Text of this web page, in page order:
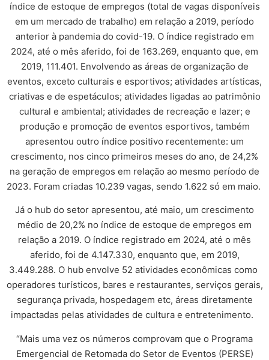
índice de estoque de empregos (total de vagas disponíveis
em um mercado de trabalho) em relação a 2019, período
anterior à pandemia do covid-19. O índice registrado em
2024, até o mês aferido, foi de 163.269, enquanto que, em
2019, 111.401. Envolvendo as áreas de organização de
eventos, exceto culturais e esportivos; atividades artísticas,
criativas e de espetáculos; atividades ligadas ao patrimônio
cultural e ambiental; atividades de recreação e lazer; e
produção e promoção de eventos esportivos, também
apresentou outro índice positivo recentemente: um
crescimento, nos cinco primeiros meses do ano, de 24,2%
na geração de empregos em relação ao mesmo período de
2023. Foram criadas 10.239 vagas, sendo 1.622 só em maio.
Já o hub do setor apresentou, até maio, um crescimento
médio de 20,2% no índice de estoque de empregos em
relação a 2019. O índice registrado em 2024, até o mês
aferido, foi de 4.147.330, enquanto que, em 2019,
3.449.288. O hub envolve 52 atividades econômicas como
operadores turísticos, bares e restaurantes, serviços gerais,
segurança privada, hospedagem etc, áreas diretamente
impactadas pelas atividades de cultura e entretenimento.
“Mais uma vez os números comprovam que o Programa
Emergencial de Retomada do Setor de Eventos (PERSE)